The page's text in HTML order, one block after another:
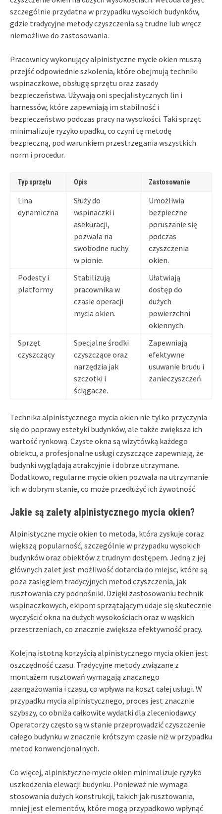
szczególnie przydatna w przypadku wysokich budynków,
gdzie tradycyjne metody czyszczenia są trudne lub wręcz
niemożliwe do zastosowania.
Pracownicy wykonujący alpinistyczne mycie okien muszą
przejść odpowiednie szkolenia, które obejmują techniki
wspinaczkowe, obsługę sprzętu oraz zasady
bezpieczeństwa. Używają oni specjalistycznych lin i
harnessów, które zapewniają im stabilność i
bezpieczeństwo podczas pracy na wysokości. Taki sprzęt
minimalizuje ryzyko upadku, co czyni tę metodę
bezpieczną, pod warunkiem przestrzegania wszystkich
norm i procedur.
Typ sprzętu Opis Zastosowanie
Lina
dynamiczna
Służy do
wspinaczki i
asekuracji,
pozwala na
swobodne ruchy
w pionie.
Umożliwia
bezpieczne
poruszanie się
podczas
czyszczenia
okien.
Podesty i
platformy
Stabilizują
pracownika w
czasie operacji
mycia okien.
Ułatwiają
dostęp do
dużych
powierzchni
okiennych.
Sprzęt
czyszczący
Specjalne środki
czyszczące oraz
narzędzia jak
szczotki i
ściągacze.
Zapewniają
efektywne
usuwanie brudu i
zanieczyszczeń.
Technika alpinistycznego mycia okien nie tylko przyczynia
się do poprawy estetyki budynków, ale także zwiększa ich
wartość rynkową. Czyste okna są wizytówką każdego
obiektu, a profesjonalne usługi czyszczące zapewniają, że
budynki wyglądają atrakcyjnie i dobrze utrzymane.
Dodatkowo, regularne mycie okien pozwala na utrzymanie
ich w dobrym stanie, co może przedłużyć ich żywotność.
Jakie są zalety alpinistycznego mycia okien?
Alpinistyczne mycie okien to metoda, która zyskuje coraz
większą popularność, szczególnie w przypadku wysokich
budynków oraz obiektów z trudnym dostępem. Jedną z jej
głównych zalet jest możliwość dotarcia do miejsc, które są
poza zasięgiem tradycyjnych metod czyszczenia, jak
rusztowania czy podnośniki. Dzięki zastosowaniu technik
wspinaczkowych, ekipom sprzątającym udaje się skutecznie
wyczyścić okna na dużych wysokościach oraz w wąskich
przestrzeniach, co znacznie zwiększa efektywność pracy.
Kolejną istotną korzyścią alpinistycznego mycia okien jest
oszczędność czasu. Tradycyjne metody związane z
montażem rusztowań wymagają znacznego
zaangażowania i czasu, co wpływa na koszt całej usługi. W
przypadku mycia alpinistycznego, proces jest znacznie
szybszy, co obniża całkowite wydatki dla zleceniodawcy.
Operatorzy często są w stanie przeprowadzić czyszczenie
całego budynku w znacznie krótszym czasie niż w przypadku
metod konwencjonalnych.
Co więcej, alpinistyczne mycie okien minimalizuje ryzyko
uszkodzenia elewacji budynku. Ponieważ nie wymaga
stosowania dużych konstrukcji, takich jak rusztowania,
mniej jest elementów, które mogą przypadkowo wpłynąć